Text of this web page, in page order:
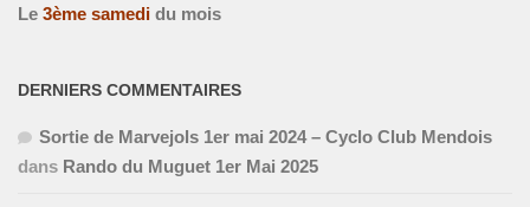
Le 3ème samedi du mois
DERNIERS COMMENTAIRES
Sortie de Marvejols 1er mai 2024 – Cyclo Club Mendois
dans Rando du Muguet 1er Mai 2025